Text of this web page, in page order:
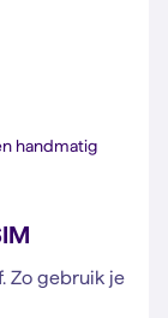
handmatig
Zo gebruik je